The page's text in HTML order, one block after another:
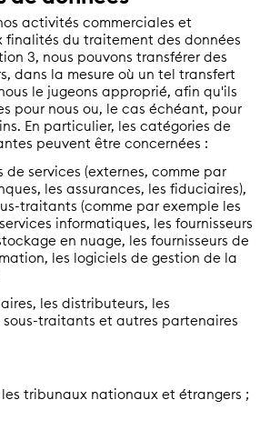
activités commerciales et
finalités du traitement des données
3, nous pouvons transférer des
dans la mesure où un tel transfert
le jugeons approprié, afin qu'ils
pour nous ou, le cas échéant, pour
En particulier, les catégories de
peuvent être concernées :
de services (externes, comme par
les assurances, les fiduciaires),
traitants (comme par exemple les
informatiques, les fournisseurs
en nuage, les fournisseurs de
les logiciels de gestion de la
les distributeurs, les
sous-traitants et autres partenaires
tribunaux nationaux et étrangers ;